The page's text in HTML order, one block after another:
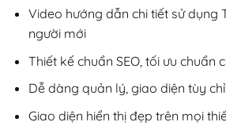
Video hướng dẫn chi tiết sử dụng
người mới
Thiết kế chuẩn SEO, tối ưu chuẩn
Dễ dàng quản lý, giao diện tùy
Giao diện hiển thị đẹp trên mọi